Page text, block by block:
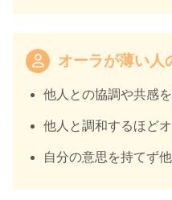
オーラが薄い人
他人との協調や共感
他人と調和するほど
自分の意思を持てず